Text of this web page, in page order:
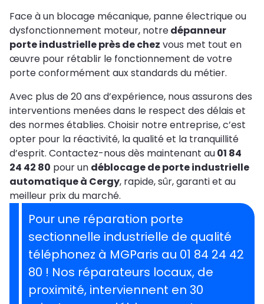
Face à un blocage mécanique, panne électrique ou
dysfonctionnement moteur, notredépanneur
porte industrielle près de chez vous met tout en
œuvre pour rétablir le fonctionnement de votre
porte conformément aux standards du métier.
Avec plus de 20 ans d’expérience, nous assurons des
interventions menées dans le respect des délais et
des normes établies. Choisir notre entreprise, c’est
opter pour la réactivité, la qualité et la tranquillité
d’esprit. Contactez-nous dès maintenant au01 84
24 42 80 pour un déblocage de porte industrielle
automatique à Cergy, rapide, sûr, garanti et au
meilleur prix du marché.
Pour une réparation porte
sectionnelle industrielle de qualité
téléphonez à MGParis au 01 84 24 42
80 ! Nos réparateurs locaux, de
proximité, interviennent en 30